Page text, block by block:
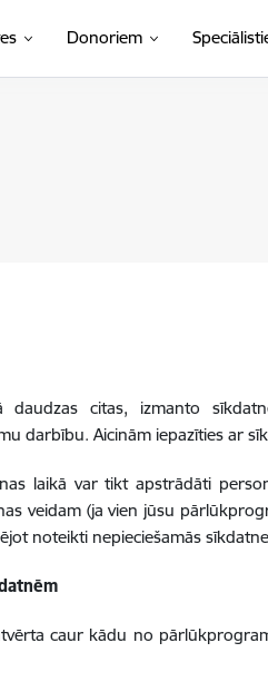
Donoriem
citas, izmanto
darbību. Aicinām iepazīties ar
laikā var tikt apstrādāti
veidam (ja vien jūsu
noteikti nepieciešamās
caur kādu no